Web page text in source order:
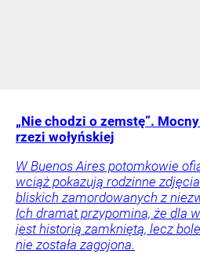
„Nie chodzi o zemstę”.
rzezi wołyńskiej
W Buenos Aires potomkowie
wciąż pokazują rodzinne
bliskich zamordowanych z
Ich dramat przypomina, że dla
jest historią zamkniętą, lecz
nie została zagojona.